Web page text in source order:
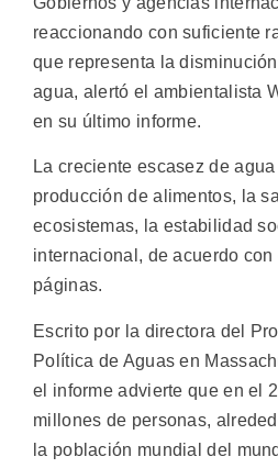
reaccionando con suficiente
que representa la
agua, alertó el ambientalista
en su último informe.
La creciente escasez de
producción de alimentos, la
ecosistemas, la estabilidad
internacional, de acuerdo
páginas.
Escrito por la directora del
Política de Aguas en
el informe advierte que en el
millones de personas,
la población mundial del